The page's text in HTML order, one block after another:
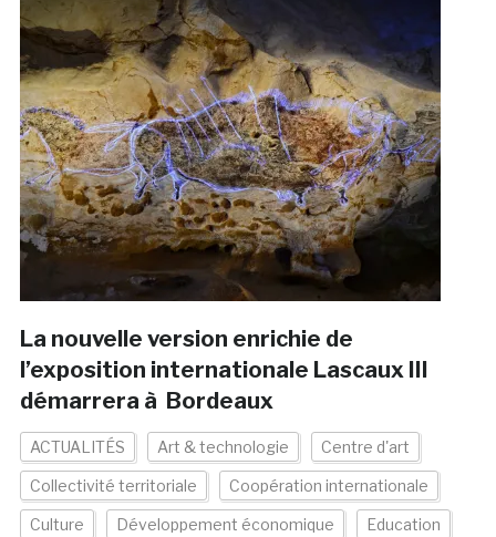
La nouvelle version enrichie de
l’exposition internationale Lascaux III
démarrera à Bordeaux
ACTUALITÉS Art & technologie Centre d'art
Collectivité territoriale Coopération internationale
Culture Développement économique Education